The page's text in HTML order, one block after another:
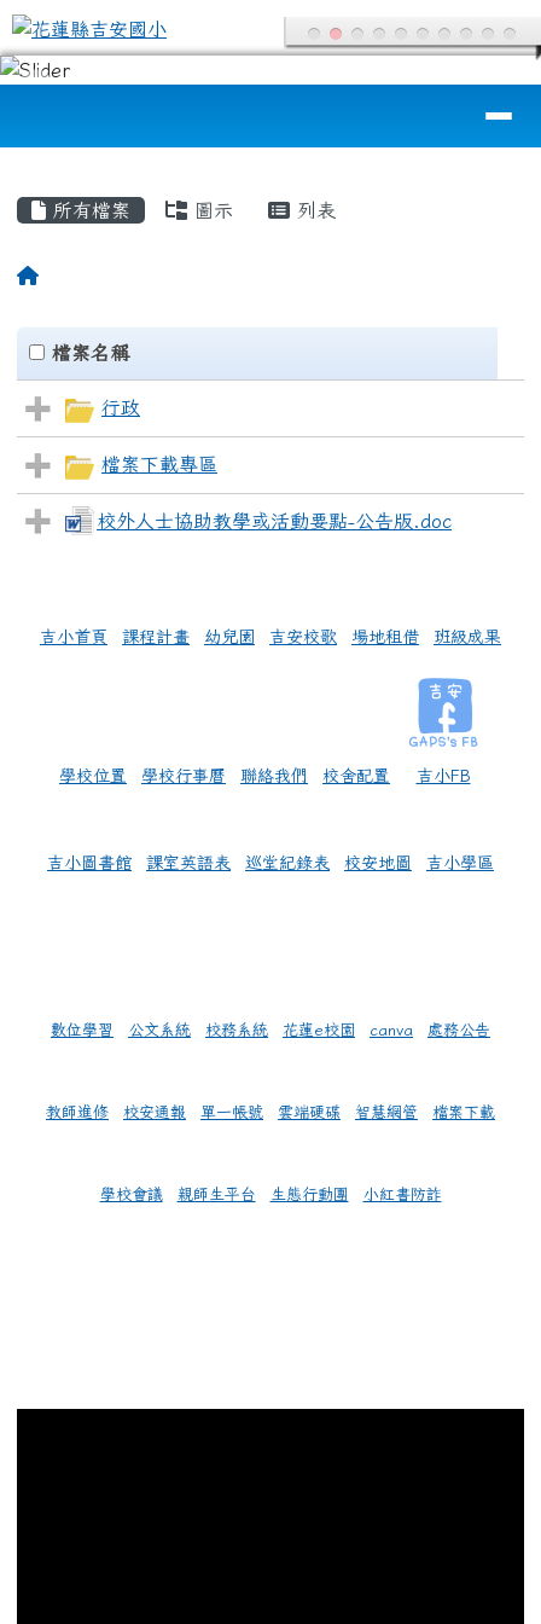
跳至主內容區
花蓮縣吉安國小
所有檔案 圖示 列表
回首頁
Files List
clickAll
檔案名稱
行政
檔案下載專區
校外人士協助教學或活動要點-公告版.doc
吉小首頁 課程計畫 幼兒園 吉安校歌 場地租借 班級成果
學校位置 學校行事曆 聯絡我們 校舍配置 吉小FB
吉小圖書館 課室英語表 巡堂紀錄表 校安地圖 吉小學區
數位學習 公文系統 校務系統 花蓮e校園 canva 處務公告
教師進修 校安通報 單一帳號 雲端硬碟 智慧網管 檔案下載
學校會議 親師生平台 生態行動團 小紅書防詐